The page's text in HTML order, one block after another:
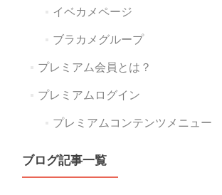
イベカメページ
ブラカメグループ
プレミアム会員とは？
プレミアムログイン
プレミアムコンテンツメニュー
ブログ記事一覧